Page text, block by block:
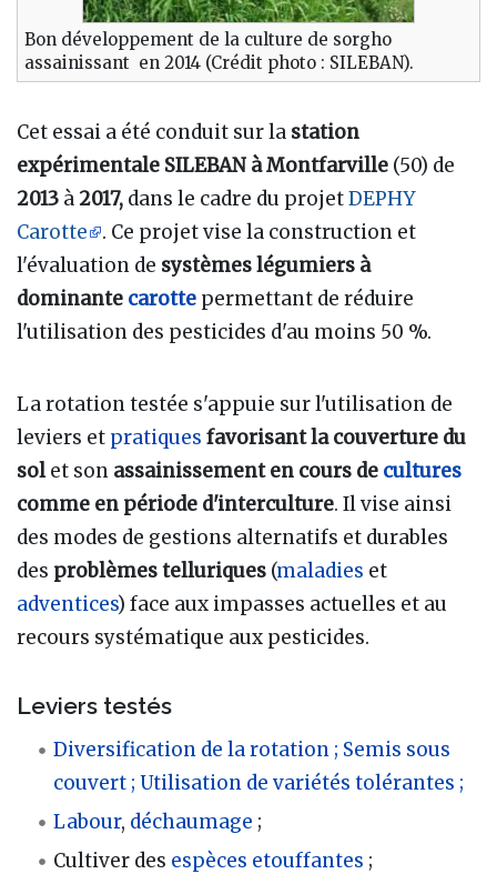
Bon développement de la culture de sorgho
assainissant en 2014 (Crédit photo : SILEBAN).
Cet essai a été conduit sur la station
expérimentale SILEBAN à Montfarville (50) de
2013 à 2017, dans le cadre du projetDEPHY
Carotte
. Ce projet vise la construction et
l'évaluation de systèmes légumiers à
dominante carotte permettant de réduire
l'utilisation des pesticides d'au moins 50 %.
La rotation testée s'appuie sur l'utilisation de
leviers et pratiques favorisant la couverture du
solet son assainissement en cours de cultures
comme en période d'interculture. Il vise ainsi
des modes de gestions alternatifs et durables
des problèmes telluriques (maladies et
adventices) face aux impasses actuelles et au
recours systématique aux pesticides.
Leviers testés
Diversification de la rotation ; Semis sous
couvert ; Utilisation de variétés tolérantes ;
Labour, déchaumage ;
Cultiver des espèces etouffantes ;